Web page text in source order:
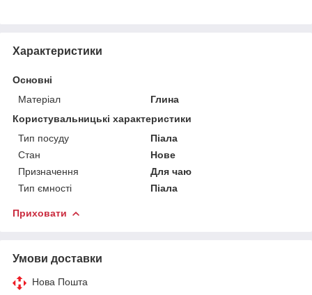
Характеристики
Основні
Матеріал
Глина
Користувальницькі характеристики
Тип посуду
Піала
Стан
Нове
Призначення
Для чаю
Тип ємності
Піала
Приховати
Умови доставки
Нова Пошта